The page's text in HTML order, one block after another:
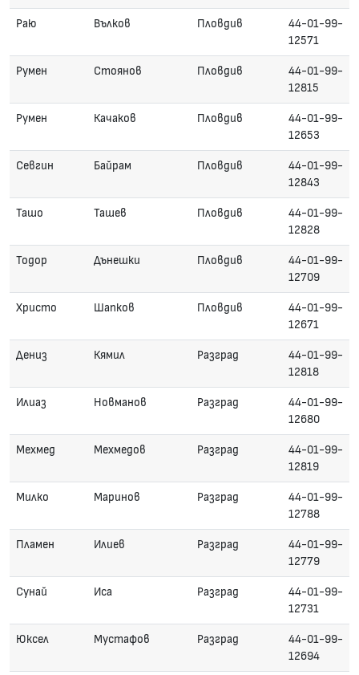
Раю Вълков Пловдив
44-01-99-
12571
Румен Стоянов Пловдив
44-01-99-
12815
Румен Качаков Пловдив
44-01-99-
12653
Севгин Байрам Пловдив
44-01-99-
12843
Ташо Ташев Пловдив
44-01-99-
12828
Тодор Дънешки Пловдив
44-01-99-
12709
Христо Шапков Пловдив
44-01-99-
12671
Дениз Кямил Разград
44-01-99-
12818
Илиаз Новманов Разград
44-01-99-
12680
Мехмед Мехмедов Разград
44-01-99-
12819
Милко Маринов Разград
44-01-99-
12788
Пламен Илиев Разград
44-01-99-
12779
Сунай Иса Разград
44-01-99-
12731
Юксел Мустафов Разград
44-01-99-
12694